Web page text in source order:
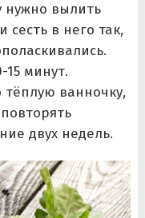
нужно вылить
в него так,
15 минут.
тёплую ванночку,
двух недель.